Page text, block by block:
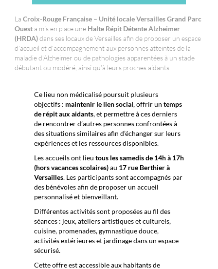
La Croix-Rouge Française – Unité locale Versailles Grand Parc
Ouest a mis en place une Halte Répit Détente Alzheimer
(HRDA)dans ses locaux de Versailles afin de proposer un espace
d’accueil et d’accompagnement aux personnes atteintes de la
maladie d’Alzheimer ou de pathologies apparentées à un stade
débutant ou modéré, ainsi qu’à leurs proches aidants
Ce lieu non médicalisé poursuit plusieurs
objectifs : maintenir le lien social, offrir un temps
de répit aux aidants, et permettre à ces derniers
de rencontrer d’autres personnes confrontées à
des situations similaires afin d’échanger sur leurs
expériences et les ressources disponibles.
Les accueils ont lieu tous les samedis de 14h à 17h
(hors vacances scolaires)au 17 rue Berthier à
Versailles. Les participants sont accompagnés par
des bénévoles afin de proposer un accueil
personnalisé et bienveillant.
Différentes activités sont proposées au fil des
séances : jeux, ateliers artistiques et culturels,
cuisine, promenades, gymnastique douce,
activités extérieures et jardinage dans un espace
sécurisé.
Cette offre est accessible aux habitants de